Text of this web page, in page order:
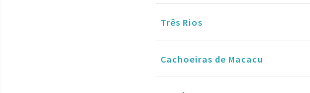
Três Rios
Cachoeiras de Macacu